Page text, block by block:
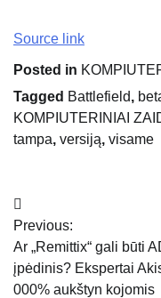
Source link
Posted in
Tagged Battlefield,
KOMPIUTERINIAI
tampa, versiją, visame
Navigacija
tarp
įrašų
Previous:
Ar „Remittix“ gali būti
įpėdinis? Ekspertai
000% aukštyn kojomis